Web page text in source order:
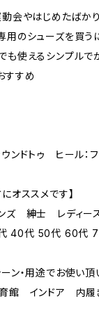
会やはじめたばか
用のシューズを買う
も使えるシンプルで
すすめ
ウンドトゥ ヒール
にオススメです】
ズ 紳士 レディース
40代 50代 60代
ーン・用途でお使い頂
館 インドア 内